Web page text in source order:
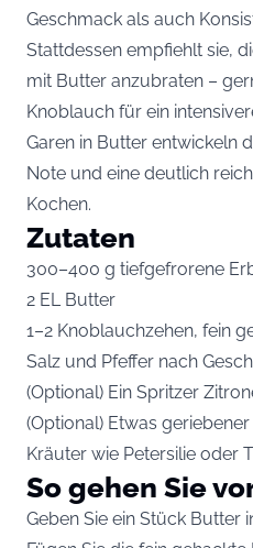
Geschmack als auch
Stattdessen empfiehlt sie,
mit Butter anzubraten –
Knoblauch für ein
Garen in Butter entwickeln
Note und eine deutlich
Kochen.
Zutaten
300–400 g tiefgefrorene
2 EL Butter
1–2 Knoblauchzehen, fein
Salz und Pfeffer nach
(Optional) Ein Spritzer
(Optional) Etwas
Kräuter wie Petersilie oder
So gehen Sie
Geben Sie ein Stück Butter